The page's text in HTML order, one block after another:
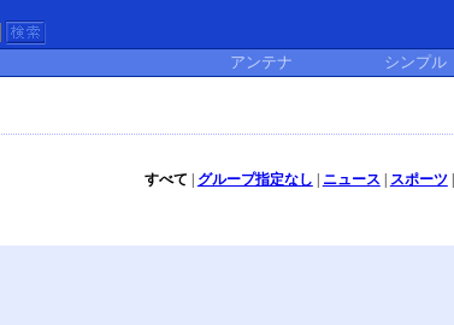
アンテナ シンプル
すべて グループ指定なし ニュース スポーツ